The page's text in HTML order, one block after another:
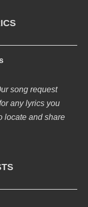
song request
any lyrics you
locate and share